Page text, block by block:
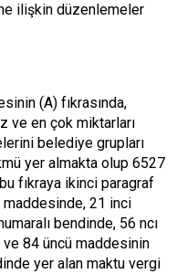
ilişkin düzenlemeler
(A) fıkrasında,
ve en çok miktarları
belediye grupları
yer almakta olup 6527
fıkraya ikinci paragraf
maddesinde, 21 inci
bendinde, 56 ncı
ve 84 üncü maddesinin
yer alan maktu vergi